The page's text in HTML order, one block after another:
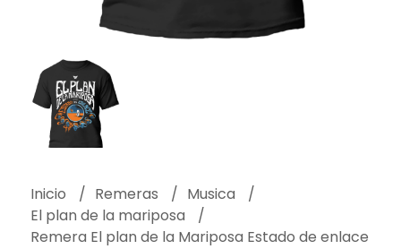
Inicio Remeras
Musica
El plan de la mariposa
Remera El plan de la Mariposa Estado de enlace